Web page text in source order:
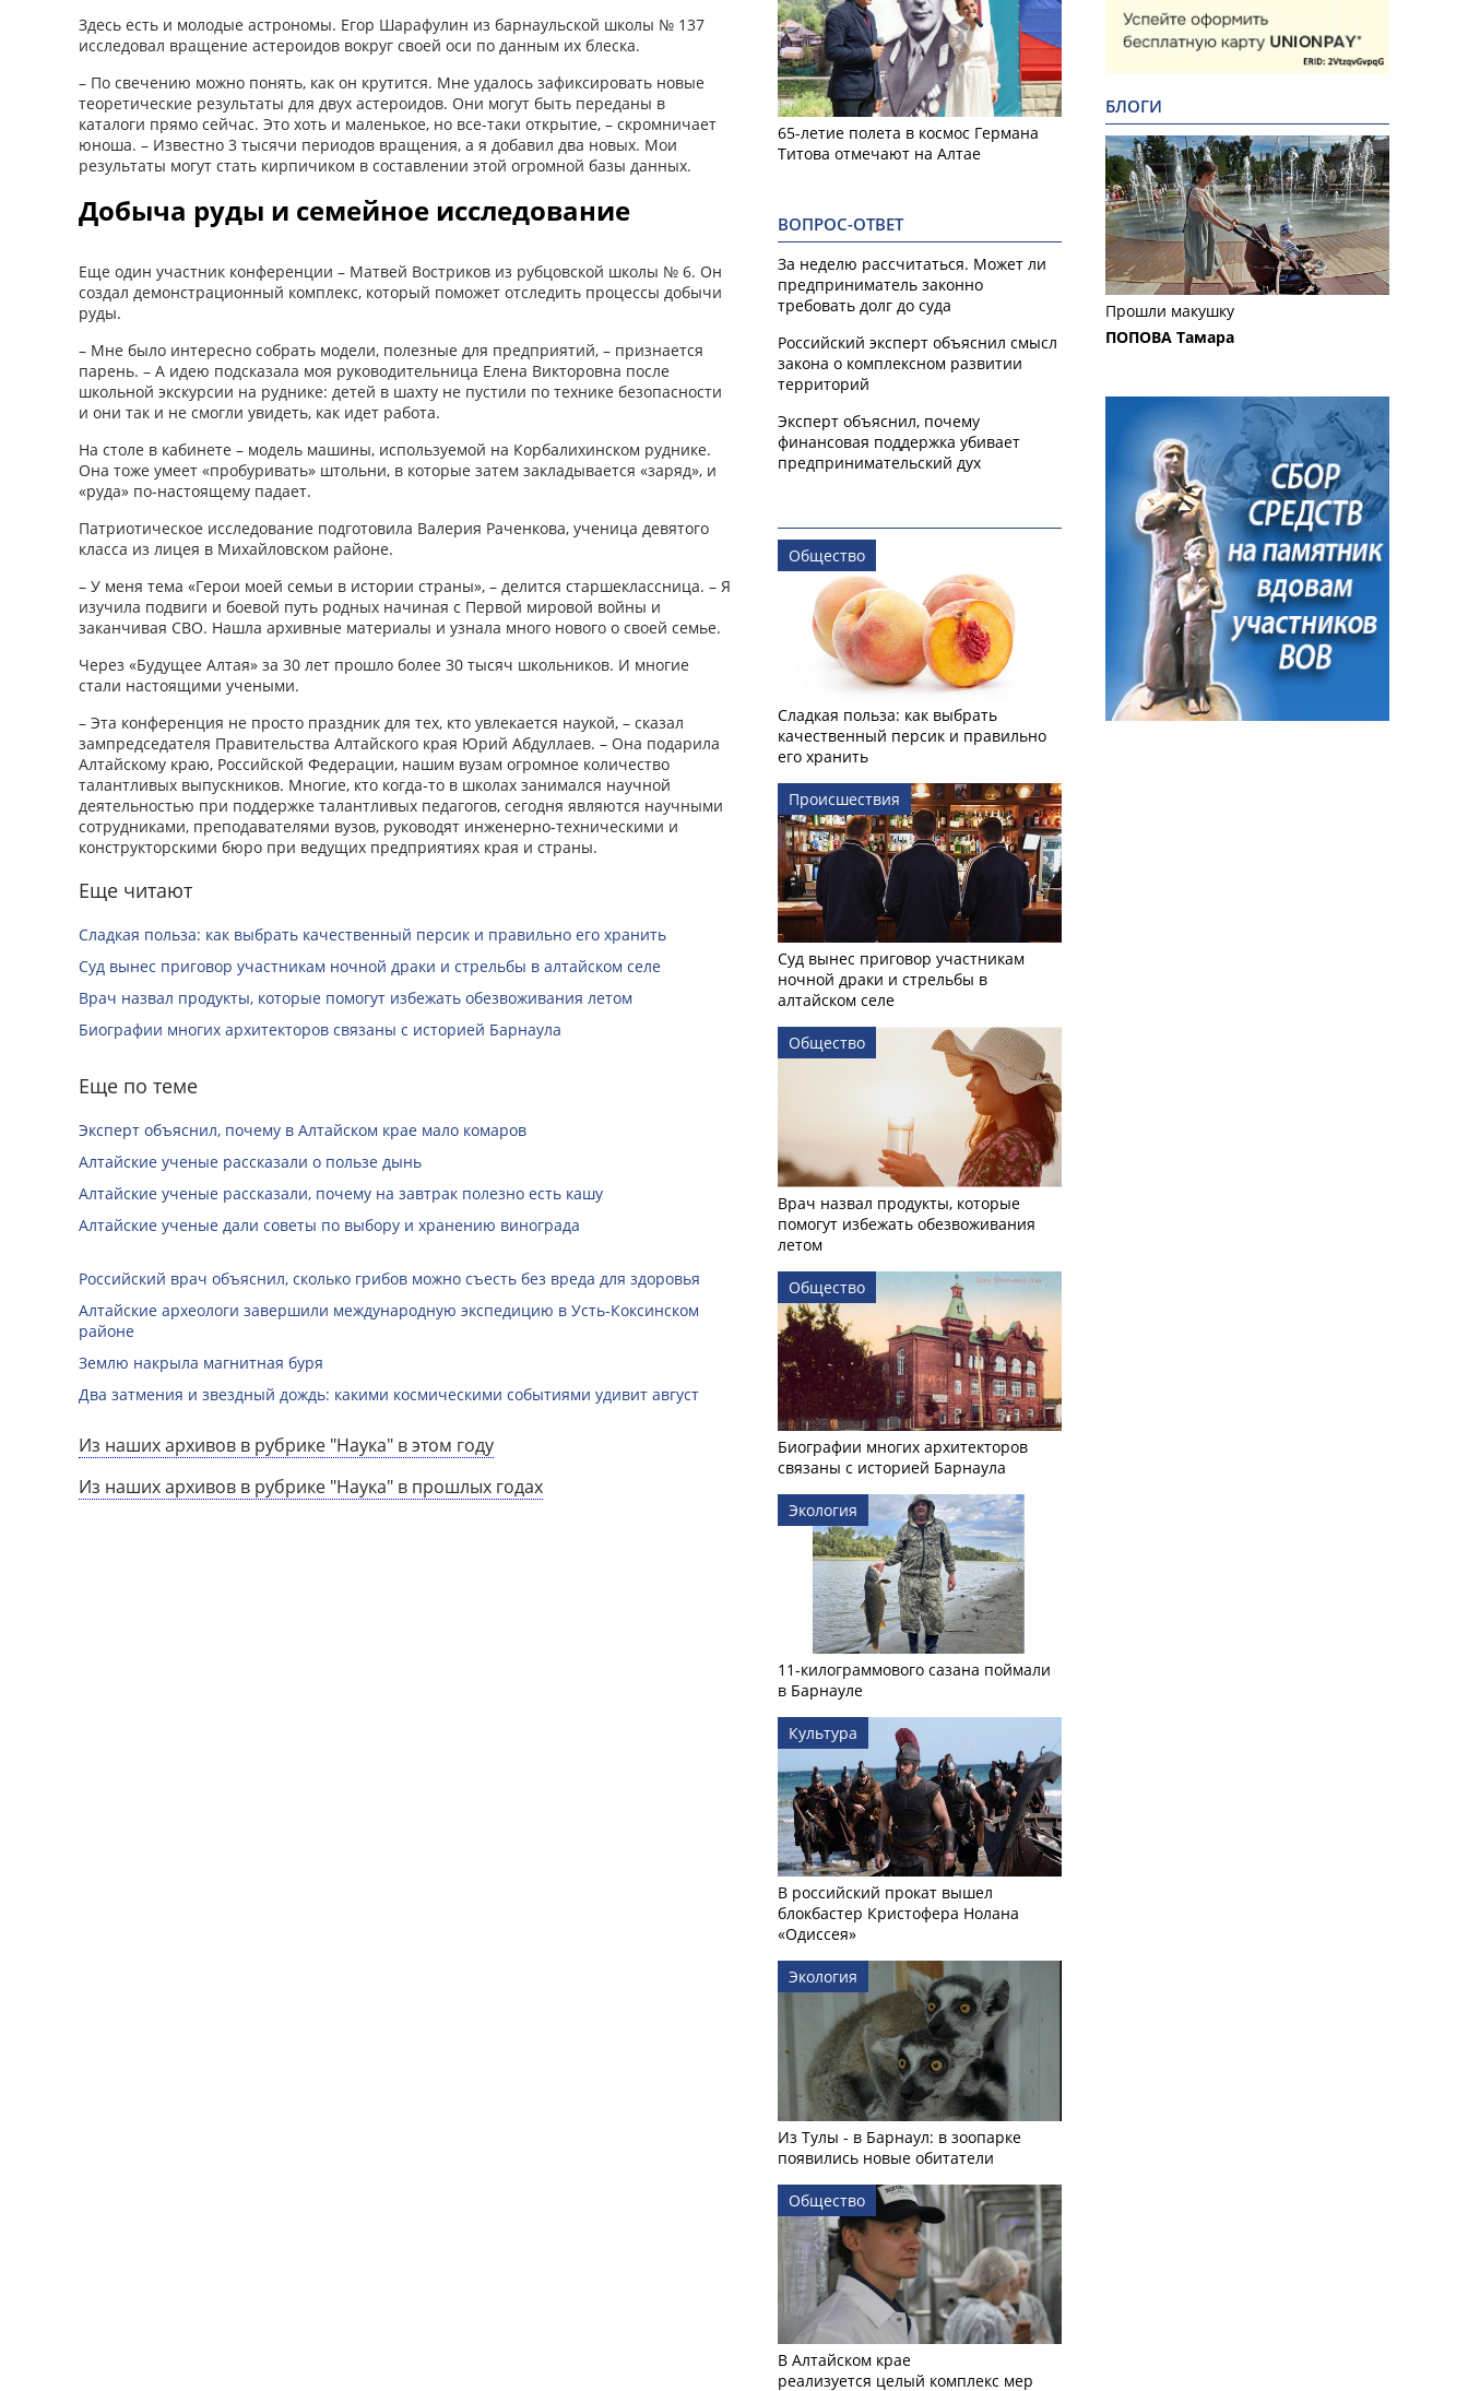
Здесь есть и молодые астрономы. Егор Шарафулин из барнаульской школы № 137
исследовал вращение астероидов вокруг своей оси по данным их блеска.
– По свечению можно понять, как он крутится. Мне удалось зафиксировать новые
теоретические результаты для двух астероидов. Они могут быть переданы в
каталоги прямо сейчас. Это хоть и маленькое, но все-­таки открытие, – скромничает
юноша. – Известно 3 тысячи периодов вращения, а я добавил два новых. Мои
результаты могут стать кирпичиком в составлении этой огромной базы данных.
Добыча руды и семейное исследование
Еще один участник конференции – Матвей Востриков из рубцовской школы № 6. Он
создал демонстрационный комплекс, который поможет отследить процессы добычи
руды.
– Мне было интересно собрать модели, полезные для предприятий, – признается
парень. – А идею подсказала моя руководительница Елена Викторовна после
школьной экскурсии на руднике: детей в шахту не пустили по технике безопасности
и они так и не смогли увидеть, как идет работа.
На столе в кабинете – модель машины, используемой на Корбалихинском руднике.
Она тоже умеет «пробуривать» штольни, в которые затем закладывается «заряд», и
«руда» по-настоящему падает.
Патриотическое исследование подготовила Валерия Раченкова, ученица девятого
класса из лицея в Михайловском районе.
– У меня тема «Герои моей семьи в истории страны», – делится старшеклассница. – Я
изучила подвиги и боевой путь родных начиная с Первой мировой войны и
заканчивая СВО. Нашла архивные материалы и узнала много нового о своей семье.
Через «Будущее Алтая» за 30 лет прошло более 30 тысяч школьников. И многие
стали настоящими учеными.
– Эта конференция не просто праздник для тех, кто увлекается наукой, – сказал
зампредседателя Правительства Алтайского края Юрий Абдуллаев. – Она подарила
Алтайскому краю, Российской Федерации, нашим вузам огромное количество
талантливых выпускников. Многие, кто когда-то в школах занимался научной
деятельностью при поддержке талантливых педагогов, сегодня являются научными
сотрудниками, преподавателями вузов, руководят инженерно-техническими и
конструкторскими бюро при ведущих предприятиях края и страны.
Еще читают
Сладкая польза: как выбрать качественный персик и правильно его хранить
Суд вынес приговор участникам ночной драки и стрельбы в алтайском селе
Врач назвал продукты, которые помогут избежать обезвоживания летом
Биографии многих архитекторов связаны с историей Барнаула
Еще по теме
Эксперт объяснил, почему в Алтайском крае мало комаров
Алтайские ученые рассказали о пользе дынь
Алтайские ученые рассказали, почему на завтрак полезно есть кашу
Алтайские ученые дали советы по выбору и хранению винограда
Российский врач объяснил, сколько грибов можно съесть без вреда для здоровья
Алтайские археологи завершили международную экспедицию в Усть-Коксинском
районе
Землю накрыла магнитная буря
Два затмения и звездный дождь: какими космическими событиями удивит август
Из наших архивов в рубрике "Наука" в этом году
Из наших архивов в рубрике "Наука" в прошлых годах
65-летие полета в космос Германа
Титова отмечают на Алтае
ВОПРОС-ОТВЕТ
За неделю рассчитаться. Может ли
предприниматель законно
требовать долг до суда
Российский эксперт объяснил смысл
закона о комплексном развитии
территорий
Эксперт объяснил, почему
финансовая поддержка убивает
предпринимательский дух
Общество
Сладкая польза: как выбрать
качественный персик и правильно
его хранить
Происшествия
Суд вынес приговор участникам
ночной драки и стрельбы в
алтайском селе
Общество
Врач назвал продукты, которые
помогут избежать обезвоживания
летом
Общество
Биографии многих архитекторов
связаны с историей Барнаула
Экология
11-килограммового сазана поймали
в Барнауле
Культура
В российский прокат вышел
блокбастер Кристофера Нолана
«Одиссея»
Экология
Из Тулы - в Барнаул: в зоопарке
появились новые обитатели
Общество
В Алтайском крае
реализуется целый комплекс мер
БЛОГИ
Прошли макушку
ПОПОВА Тамара